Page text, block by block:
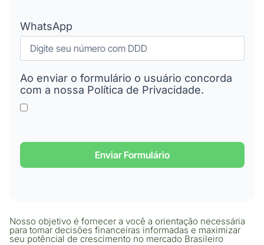
WhatsApp
Ao enviar o formulário o usuário concorda
com a nossa Política de Privacidade.
Enviar Formulário
Nosso objetivo é fornecer a você a orientação necessária
para tomar decisões financeiras informadas e maximizar
seu potêncial de crescimento no mercado Brasileiro